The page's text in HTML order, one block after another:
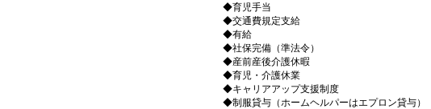
◆育児手当
◆交通費規定支給
◆有給
◆社保完備（準法令）
◆産前産後介護休暇
◆育児・介護休業
◆キャリアアップ支援制度
◆制服貸与（ホームヘルパーはエプロン貸与）